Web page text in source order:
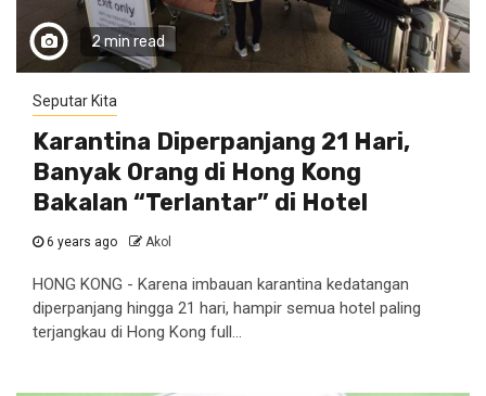
2 min read
Seputar Kita
Karantina Diperpanjang 21 Hari,
Banyak Orang di Hong Kong
Bakalan “Terlantar” di Hotel
6 years ago Akol
HONG KONG - Karena imbauan karantina kedatangan
diperpanjang hingga 21 hari, hampir semua hotel paling
terjangkau di Hong Kong full...